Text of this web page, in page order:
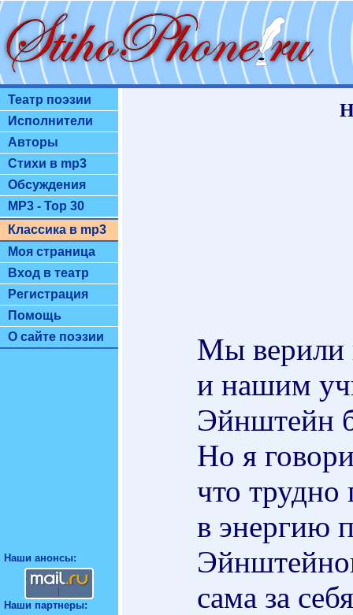
Театр поэзии
Исполнители
Авторы
Стихи в mp3
Обсуждения
MP3 - Top 30
Классика в mp3
Моя страница
Вход в театр
Регистрация
Помощь
О сайте поэзии
Наши анонсы:
Наши партнеры:
Мы верили
и нашим
Эйнштейн
Но я
что трудно
в энергию
сама за